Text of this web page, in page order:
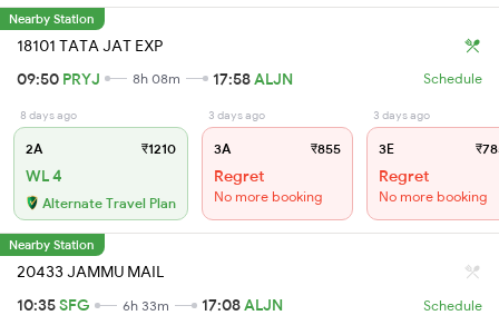
Nearby Station
18101 TATA JAT EXP
09:50 PRYJ 8h 08m 17:58ALJN Schedule
8 days ago
2A ₹1210
WL 4
Alternate Travel Plan
3 days ago
3A ₹855
Regret
No more booking
3 days ago
3E
Regret
No more booking
Nearby Station
20433 JAMMU MAIL
10:35SFG 6h 33m 17:08ALJN Schedule